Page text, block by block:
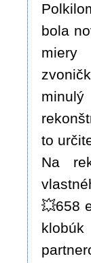
bola
miery
to
Na
💥658